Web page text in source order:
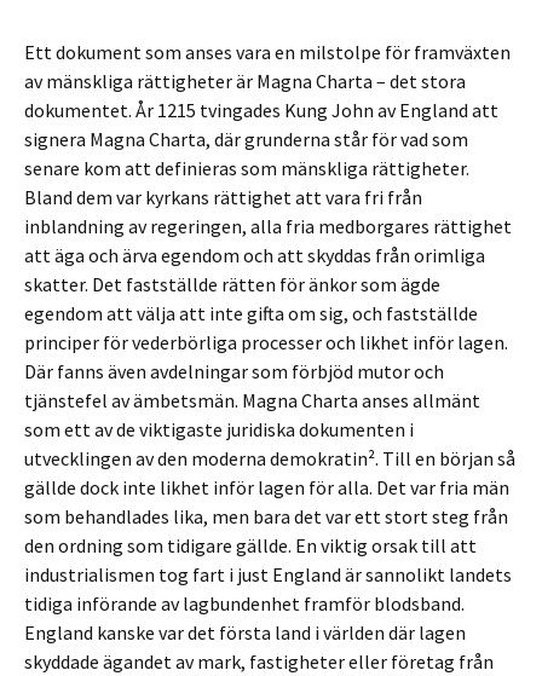
Ett dokument som anses vara en milstolpe för framväxten
av mänskliga rättigheter är Magna Charta – det stora
dokumentet. År 1215 tvingades Kung John av England att
signera Magna Charta, där grunderna står för vad som
senare kom att definieras som mänskliga rättigheter.
Bland dem var kyrkans rättighet att vara fri från
inblandning av regeringen, alla fria medborgares rättighet
att äga och ärva egendom och att skyddas från orimliga
skatter. Det fastställde rätten för änkor som ägde
egendom att välja att inte gifta om sig, och fastställde
principer för vederbörliga processer och likhet inför lagen.
Där fanns även avdelningar som förbjöd mutor och
tjänstefel av ämbetsmän. Magna Charta anses allmänt
som ett av de viktigaste juridiska dokumenten i
utvecklingen av den moderna demokratin². Till en början så
gällde dock inte likhet inför lagen för alla. Det var fria män
som behandlades lika, men bara det var ett stort steg från
den ordning som tidigare gällde. En viktig orsak till att
industrialismen tog fart i just England är sannolikt landets
tidiga införande av lagbundenhet framför blodsband.
England kanske var det första land i världen där lagen
skyddade ägandet av mark, fastigheter eller företag från